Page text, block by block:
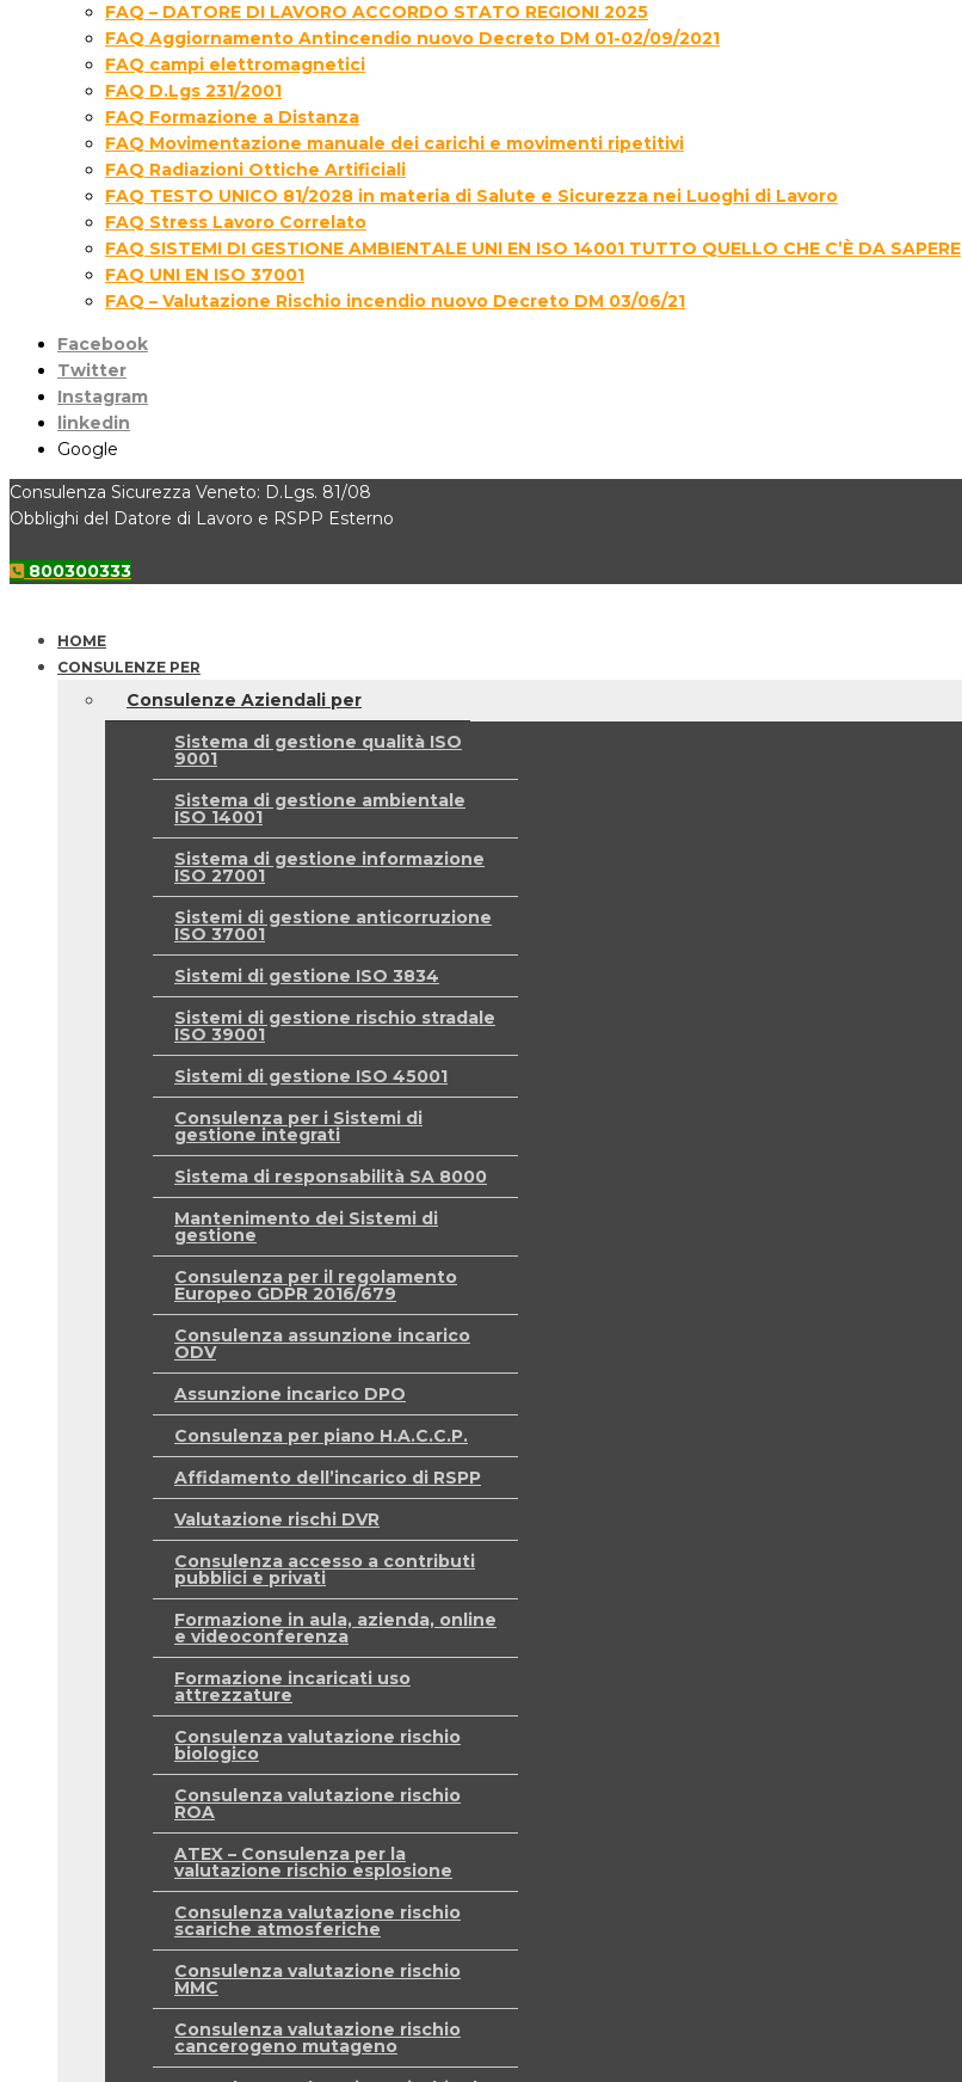
FAQ – DATORE DI LAVORO ACCORDO STATO REGIONI 2025
FAQ Aggiornamento Antincendio nuovo Decreto DM 01-02/09/2021
FAQ campi elettromagnetici
FAQ D.Lgs 231/2001
FAQ Formazione a Distanza
FAQ Movimentazione manuale dei carichi e movimenti ripetitivi
FAQ Radiazioni Ottiche Artificiali
FAQ TESTO UNICO 81/2028 in materia di Salute e Sicurezza nei Luoghi di Lavoro
FAQ Stress Lavoro Correlato
FAQ SISTEMI DI GESTIONE AMBIENTALE UNI EN ISO 14001 TUTTO QUELLO CHE C’È DA SAPERE
FAQ UNI EN ISO 37001
FAQ – Valutazione Rischio incendio nuovo Decreto DM 03/06/21
Facebook
Twitter
Instagram
linkedin
Google
Consulenza Sicurezza Veneto: D.Lgs. 81/08
Obblighi del Datore di Lavoro e RSPP Esterno
800300333
HOME
CONSULENZE PER
Consulenze Aziendali per
Sistema di gestione qualità ISO
9001
Sistema di gestione ambientale
ISO 14001
Sistema di gestione informazione
ISO 27001
Sistemi di gestione anticorruzione
ISO 37001
Sistemi di gestione ISO 3834
Sistemi di gestione rischio stradale
ISO 39001
Sistemi di gestione ISO 45001
Consulenza per i Sistemi di
gestione integrati
Sistema di responsabilità SA 8000
Mantenimento dei Sistemi di
gestione
Consulenza per il regolamento
Europeo GDPR 2016/679
Consulenza assunzione incarico
ODV
Assunzione incarico DPO
Consulenza per piano H.A.C.C.P.
Affidamento dell’incarico di RSPP
Valutazione rischi DVR
Consulenza accesso a contributi
pubblici e privati
Formazione in aula, azienda, online
e videoconferenza
Formazione incaricati uso
attrezzature
Consulenza valutazione rischio
biologico
Consulenza valutazione rischio
ROA
ATEX – Consulenza per la
valutazione rischio esplosione
Consulenza valutazione rischio
scariche atmosferiche
Consulenza valutazione rischio
MMC
Consulenza valutazione rischio
cancerogeno mutageno